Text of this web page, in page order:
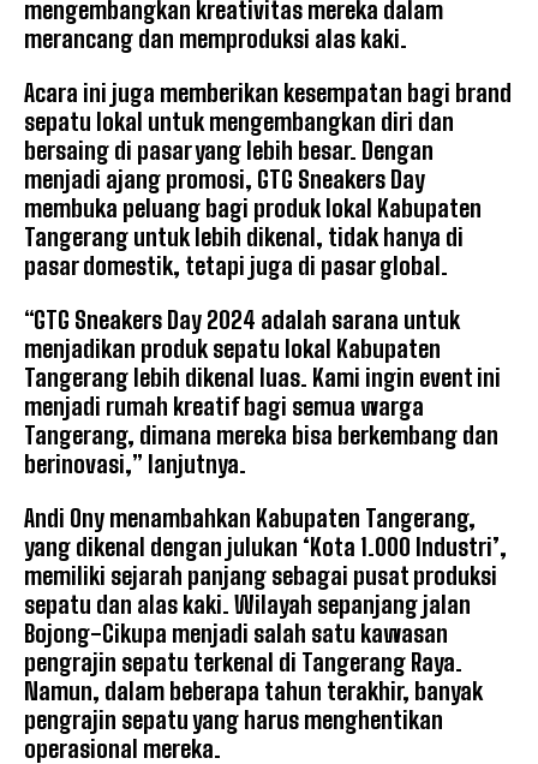
mengembangkan kreativitas mereka dalam
merancang dan memproduksi alas kaki.
Acara ini juga memberikan kesempatan bagi brand
sepatu lokal untuk mengembangkan diri dan
bersaing di pasar yang lebih besar. Dengan
menjadi ajang promosi, GTG Sneakers Day
membuka peluang bagi produk lokal Kabupaten
Tangerang untuk lebih dikenal, tidak hanya di
pasar domestik, tetapi juga di pasar global.
“GTG Sneakers Day 2024 adalah sarana untuk
menjadikan produk sepatu lokal Kabupaten
Tangerang lebih dikenal luas. Kami ingin event ini
menjadi rumah kreatif bagi semua warga
Tangerang, dimana mereka bisa berkembang dan
berinovasi,” lanjutnya.
Andi Ony menambahkan Kabupaten Tangerang,
yang dikenal dengan julukan ‘Kota 1.000 Industri’,
memiliki sejarah panjang sebagai pusat produksi
sepatu dan alas kaki. Wilayah sepanjang jalan
Bojong-Cikupa menjadi salah satu kawasan
pengrajin sepatu terkenal di Tangerang Raya.
Namun, dalam beberapa tahun terakhir, banyak
pengrajin sepatu yang harus menghentikan
operasional mereka.